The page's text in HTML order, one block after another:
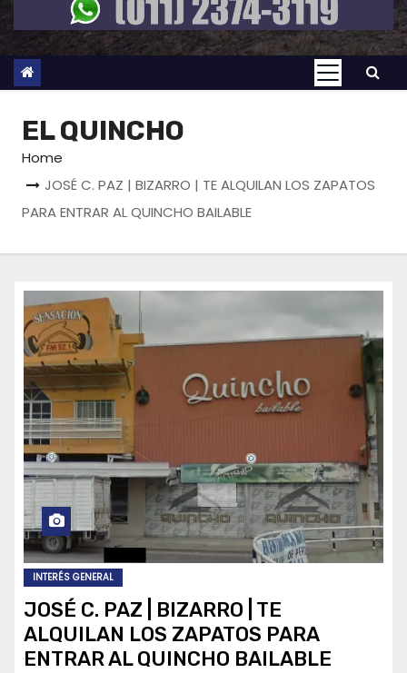
EL QUINCHO
Home
JOSÉ C. PAZ | BIZARRO | TE ALQUILAN LOS ZAPATOS
PARA ENTRAR AL QUINCHO BAILABLE
INTERÉS GENERAL
JOSÉ C. PAZ | BIZARRO | TE
ALQUILAN LOS ZAPATOS PARA
ENTRAR AL QUINCHO BAILABLE